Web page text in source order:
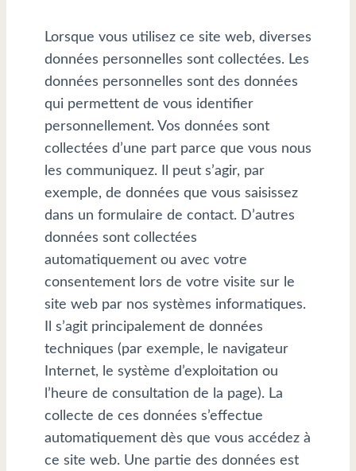
Lorsque vous utilisez ce site web, diverses
données personnelles sont collectées. Les
données personnelles sont des données
qui permettent de vous identifier
personnellement. Vos données sont
collectées d’une part parce que vous nous
les communiquez. Il peut s’agir, par
exemple, de données que vous saisissez
dans un formulaire de contact. D’autres
données sont collectées
automatiquement ou avec votre
consentement lors de votre visite sur le
site web par nos systèmes informatiques.
Il s’agit principalement de données
techniques (par exemple, le navigateur
Internet, le système d’exploitation ou
l’heure de consultation de la page). La
collecte de ces données s’effectue
automatiquement dès que vous accédez à
ce site web. Une partie des données est